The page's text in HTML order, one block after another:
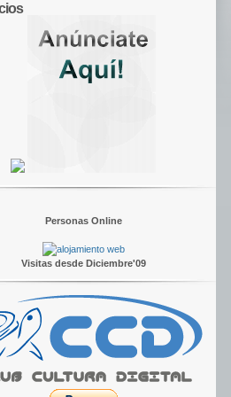
Personas Online
Visitas desde Diciembre'09